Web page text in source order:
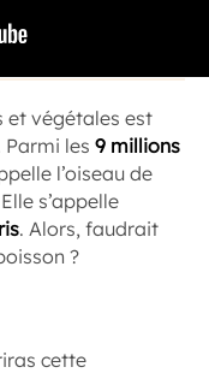
et végétales est
les 9 millions
l’oiseau de
s’appelle
. Alors, faudrait
?
cette